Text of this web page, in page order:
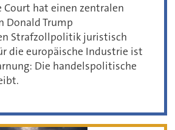
Court hat einen zentralen
Donald Trump
Strafzollpolitik juristisch
die europäische Industrie ist
Die handelspolitische